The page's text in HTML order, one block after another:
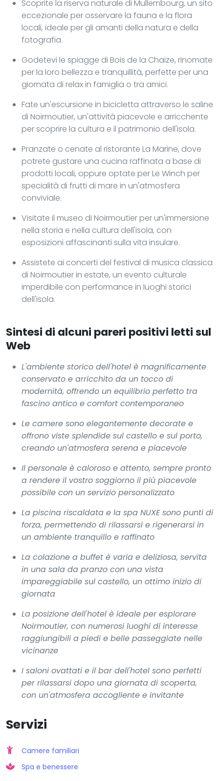
Scoprite la riserva naturale di Mullembourg, un sito
eccezionale per osservare la fauna e la flora
locali, ideale per gli amanti della natura e della
fotografia.
Godetevi le spiagge di Bois de la Chaize, rinomate
per la loro bellezza e tranquillità, perfette per una
giornata di relax in famiglia o tra amici.
Fate un'escursione in bicicletta attraverso le saline
di Noirmoutier, un'attività piacevole e arricchente
per scoprire la cultura e il patrimonio dell'isola.
Pranzate o cenate al ristorante La Marine, dove
potrete gustare una cucina raffinata a base di
prodotti locali, oppure optate per Le Winch per
specialità di frutti di mare in un'atmosfera
conviviale.
Visitate il museo di Noirmoutier per un'immersione
nella storia e nella cultura dell'isola, con
esposizioni affascinanti sulla vita insulare.
Assistete ai concerti del festival di musica classica
di Noirmoutier in estate, un evento culturale
imperdibile con performance in luoghi storici
dell'isola.
Sintesi di alcuni pareri positivi letti sul
Web
L'ambiente storico dell'hotel è magnificamente
conservato e arricchito da un tocco di
modernità, offrendo un equilibrio perfetto tra
fascino antico e comfort contemporaneo
Le camere sono elegantemente decorate e
offrono viste splendide sul castello e sul porto,
creando un'atmosfera serena e piacevole
Il personale è caloroso e attento, sempre pronto
a rendere il vostro soggiorno il più piacevole
possibile con un servizio personalizzato
La piscina riscaldata e la spa NUXE sono punti di
forza, permettendo di rilassarsi e rigenerarsi in
un ambiente tranquillo e raffinato
La colazione a buffet è varia e deliziosa, servita
in una sala da pranzo con una vista
impareggiabile sul castello, un ottimo inizio di
giornata
La posizione dell'hotel è ideale per esplorare
Noirmoutier, con numerosi luoghi di interesse
raggiungibili a piedi e belle passeggiate nelle
vicinanze
I saloni ovattati e il bar dell'hotel sono perfetti
per rilassarsi dopo una giornata di scoperta,
con un'atmosfera accogliente e invitante
Servizi
Camere familiari
Spa e benessere